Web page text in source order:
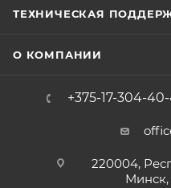
ТЕХНИЧЕСКАЯ
О КОМПАНИИ
+375-17-304-
220004,
Минск,